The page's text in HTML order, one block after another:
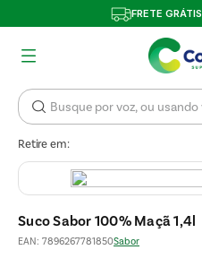
FRETE GRÁTIS
Retire em:
Suco Sabor 100% Maçã 1,4l
EAN: 7896267781850Sabor